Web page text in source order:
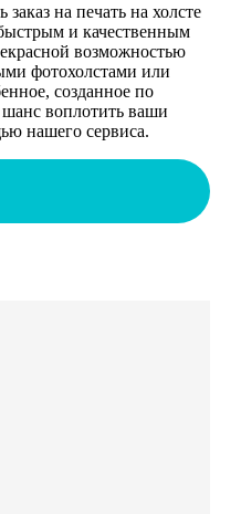
на печать на холсте
и качественным
возможностью
фотохолстами или
созданное по
воплотить ваши
нашего сервиса.